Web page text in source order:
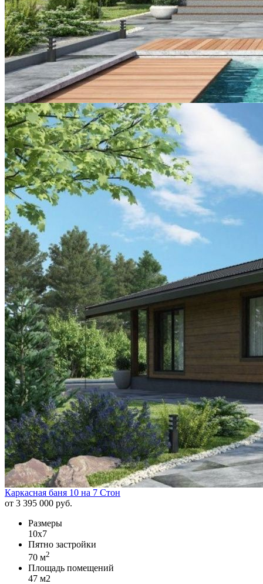
Каркасная баня 10 на 7 Стон
от 3 395 000 руб.
Размеры
10х7
Пятно застройки
70 м2
Площадь помещений
47 м2